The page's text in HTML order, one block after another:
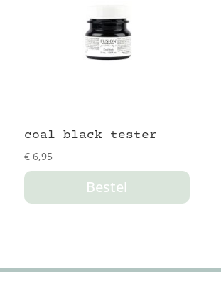
coal black tester
€ 6,95
Bestel